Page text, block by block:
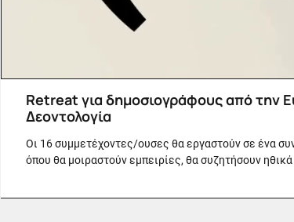
Retreat για δημοσιογράφους από την
Δεοντολογία
Οι 16 συμμετέχοντες/ουσες θα εργαστούν σε ένα
όπου θα μοιραστούν εμπειρίες, θα συζητήσουν